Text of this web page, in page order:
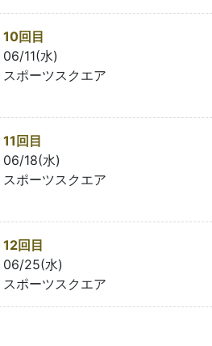
10回目
06/11(水)
スポーツスクエア
11回目
06/18(水)
スポーツスクエア
12回目
06/25(水)
スポーツスクエア